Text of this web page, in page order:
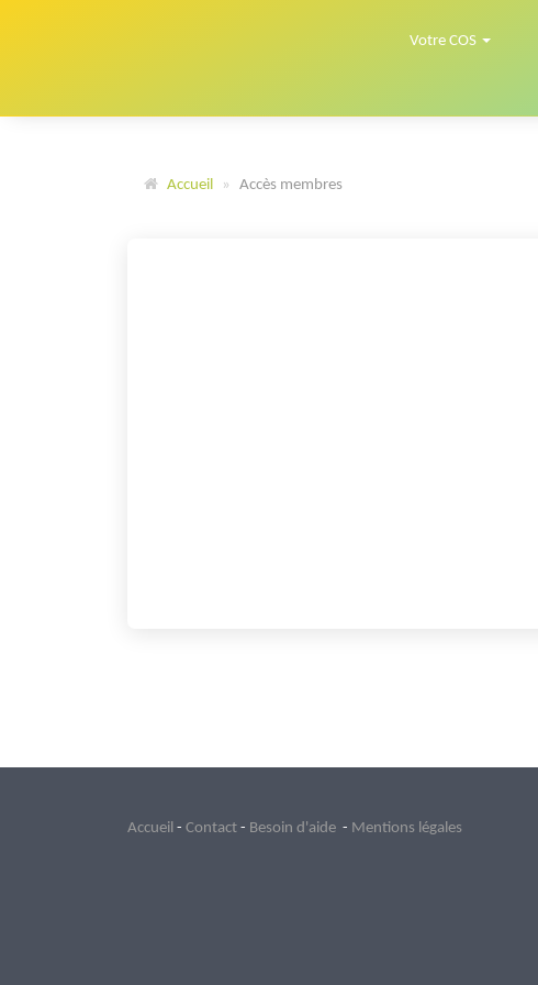
Votre COS
Accueil Accès membres
Accueil - Contact - Besoin d'aide - Mentions légales